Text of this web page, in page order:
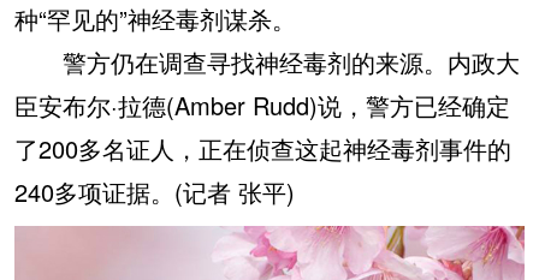
种“罕见的”神经毒剂谋杀。
警方仍在调查寻找神经毒剂的来源。内政大
臣安布尔·拉德(Amber Rudd)说，警方已经确定
了200多名证人，正在侦查这起神经毒剂事件的
240多项证据。(记者 张平)